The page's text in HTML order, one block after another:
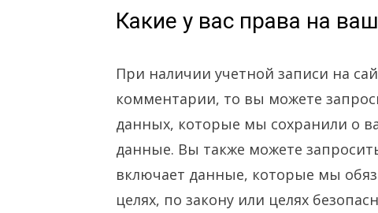
Какие у вас права на
При наличии учетной записи на
комментарии, то вы можете
данных, которые мы сохранили о
данные. Вы также можете
включает данные, которые мы
целях, по закону или целях